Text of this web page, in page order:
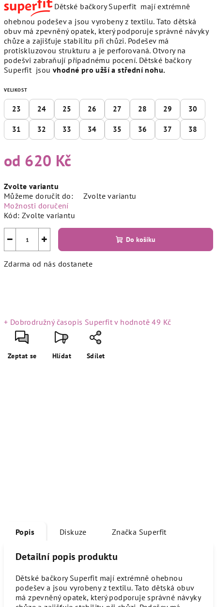
Dětské bačkory Superfit mají extrémně
ohebnou podešev a jsou vyrobeny z textilu. Tato dětská
obuv má zpevněný opatek, který podporuje správné návyky
chůze a zajišťuje stabilitu při chůzi. Podešev má
protiskluzovou strukturu a je perforovaná. Otvory na
podešvi zabraňují případnému pocení. Dětské bačkory
Superfit jsouvhodné pro užší a střední nohu.
VELIKOST
23 24 25 26 27 28 29 30
31 32 33 34 35 36 37 38
od 620 Kč
cena:
Zvolte variantu
Můžeme doručit do:
Zvolte variantu
Možnosti doručení
Kód: Zvolte variantu
+
− Do košíku
Zdarma od nás dostanete
+ Dobrodružný časopis Superfitv hodnotě 49 Kč
Zeptat se Hlídat Sdílet
Popis Diskuze Značka Superfit
Detailní popis produktu
Dětské bačkory Superfit mají extrémně ohebnou
podešev a jsou vyrobeny z textilu. Tato dětská obuv
má zpevněný opatek, který podporuje správné návyky